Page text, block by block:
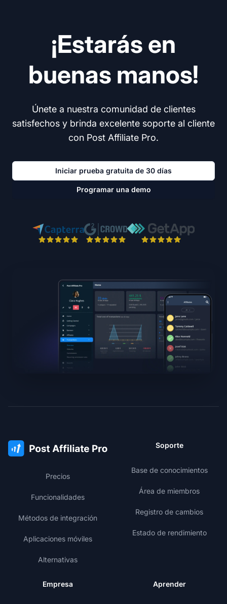
¡Estarás en
buenas manos!
Únete a nuestra comunidad de clientes
satisfechos y brinda excelente soporte al cliente
con Post Affiliate Pro.
Iniciar prueba gratuita de 30 días
Programar una demo
Precios
Funcionalidades
Métodos de integración
Aplicaciones móviles
Alternativas
Soporte
Base de conocimientos
Área de miembros
Registro de cambios
Estado de rendimiento
Empresa Aprender